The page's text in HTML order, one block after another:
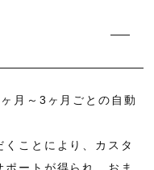
月～3ヶ月ごとの自動
ことにより、カスタ
ートが得られ、おま